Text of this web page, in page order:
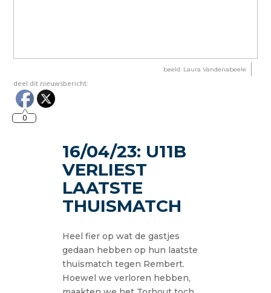
beeld: Laura Vandenabeele
deel dit nieuwsbericht:
0
16/04/23: U11B
VERLIEST
LAATSTE
THUISMATCH
Heel fier op wat de gastjes
gedaan hebben op hun laatste
thuismatch tegen Rembert.
Hoewel we verloren hebben,